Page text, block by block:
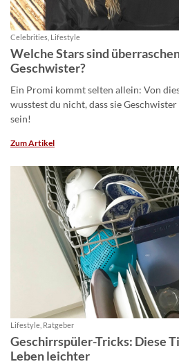
Celebrities, Lifestyle
Welche Stars sind
Geschwister?
Ein Promi kommt selten allein: Von
wusstest du nicht, dass sie
sein!
Zum Artikel
Lifestyle, Ratgeber
Geschirrspüler-Tricks: Diese
Leben leichter